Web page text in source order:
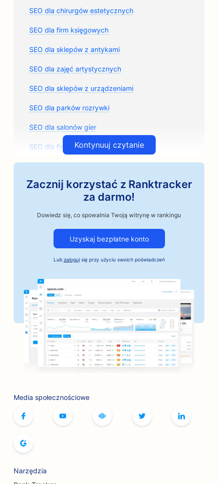
SEO dla chirurgów estetycznych
SEO dla firm księgowych
SEO dla sklepów z antykami
SEO dla zajęć artystycznych
SEO dla sklepów z urządzeniami
SEO dla parków rozrywki
SEO dla salonów gier
SEO dla firm architektonicznych
SEO dla sklepów z częściami samochodowymi
SEO dla firm motoryzacyjnych
Pozycjonowanie dla usług kaucji
SEO dla banków
SEO dla piekarni
SEO dla salonów fryzjerskich
SEO dla butików
SEO dla usług związanych z botoksem i
SEO dla kawiarni z grami planszowymi
SEO dla browarów
Kontynuuj czytanie
Zacznij korzystać z Ranktracker
za darmo!
Dowiedz się, co spowalnia Twoją witrynę w rankingu
Uzyskaj bezpłatne konto
Lub zalogujsię przy użyciu swoich poświadczeń
Media społecznościowe
Narzędzia